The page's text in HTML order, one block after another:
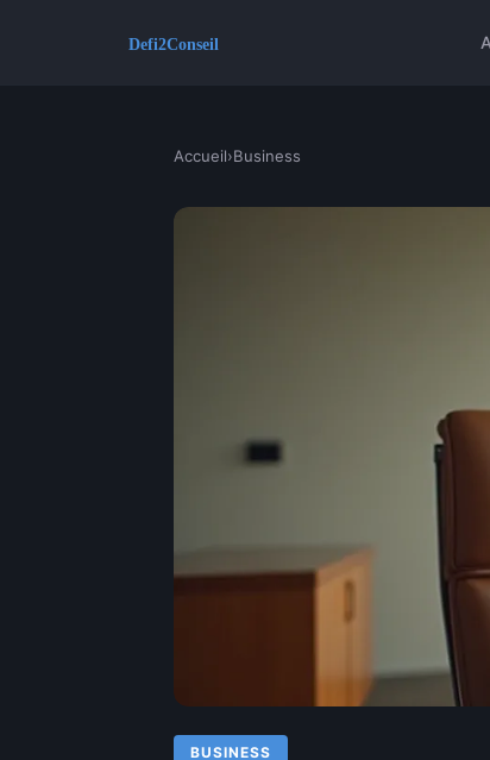
Accueil›Business
BUSINESS